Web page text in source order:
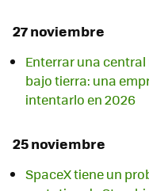
27 noviembre
Enterrar una
bajo tierra: una
intentarlo en 2026
25 noviembre
SpaceX tiene un